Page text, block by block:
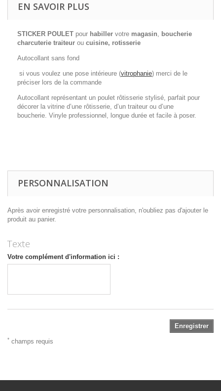
EN SAVOIR PLUS
STICKER POULET pour habiller votre magasin, boucherie
charcuterie traiteur ou cuisine, rotisserie
Autocollant sans fond
si vous voulez une pose intérieure (vitrophanie) merci de le
préciser lors de la commande
Autocollant représentant un poulet rôtisserie stylisé, parfait pour
décorer la vitrine d’une rôtisserie, d’un traiteur ou d’une
boucherie. Vinyle professionnel, longue durée et facile à poser.
PERSONNALISATION
Après avoir enregistré votre personnalisation, n'oubliez pas d'ajouter le
produit au panier.
Texte
Votre complément d'information ici :
Enregistrer
* champs requis